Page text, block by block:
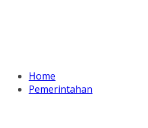
Home
Pemerintahan